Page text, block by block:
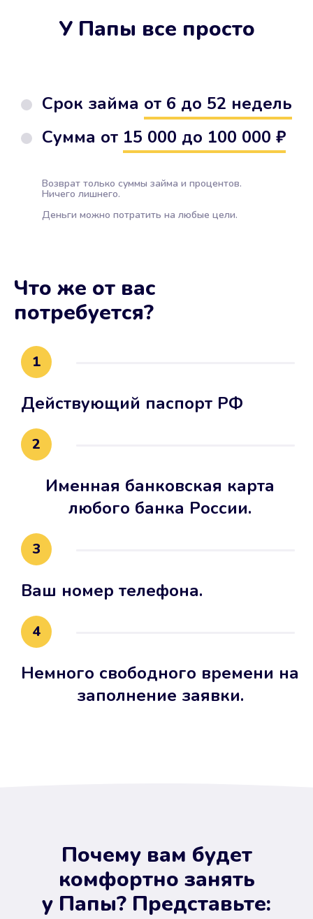
У Папы все просто
Срок займа от 6 до 52 недель
Сумма от 15 000 до 100 000 ₽
Возврат только суммы займа и процентов.
Ничего лишнего.
Деньги можно потратить на любые цели.
Что же от вас
потребуется?
1
Действующий паспорт РФ
2
Именная банковская карта
любого банка России.
3
Ваш номер телефона.
4
Немного свободного времени на
заполнение заявки.
Почему вам будет
комфортно занять
у Папы? Представьте: